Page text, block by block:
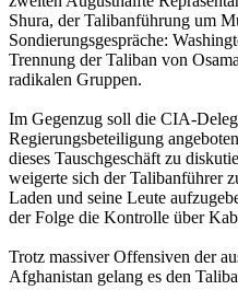
Shura, der Talibanführung um
Sondierungsgespräche:
Trennung der Taliban von
radikalen Gruppen.
Im Gegenzug soll die CIA-
Regierungsbeteiligung
dieses Tauschgeschäft zu
weigerte sich der Talibanführer
Laden und seine Leute
der Folge die Kontrolle über
Trotz massiver Offensiven der
Afghanistan gelang es den